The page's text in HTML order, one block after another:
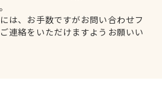
は、お手数ですがお問い合わせフ
連絡をいただけますようお願いい